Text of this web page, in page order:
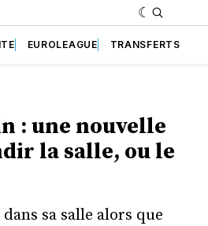
EUROLEAGUE TRANSFERTS
: une nouvelle
la salle, ou le
sa salle alors que